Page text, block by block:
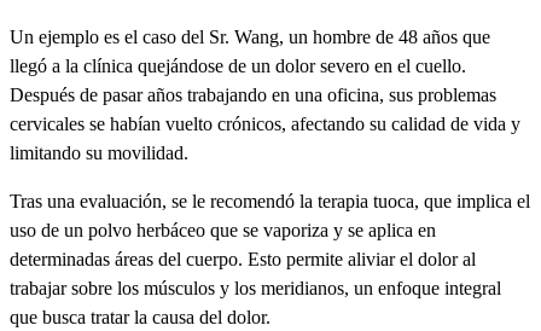
Un ejemplo es el caso del Sr. Wang, un hombre de 48 años que
llegó a la clínica quejándose de un dolor severo en el cuello.
Después de pasar años trabajando en una oficina, sus problemas
cervicales se habían vuelto crónicos, afectando su calidad de vida y
limitando su movilidad.
Tras una evaluación, se le recomendó la terapia tuoca, que implica el
uso de un polvo herbáceo que se vaporiza y se aplica en
determinadas áreas del cuerpo. Esto permite aliviar el dolor al
trabajar sobre los músculos y los meridianos, un enfoque integral
que busca tratar la causa del dolor.